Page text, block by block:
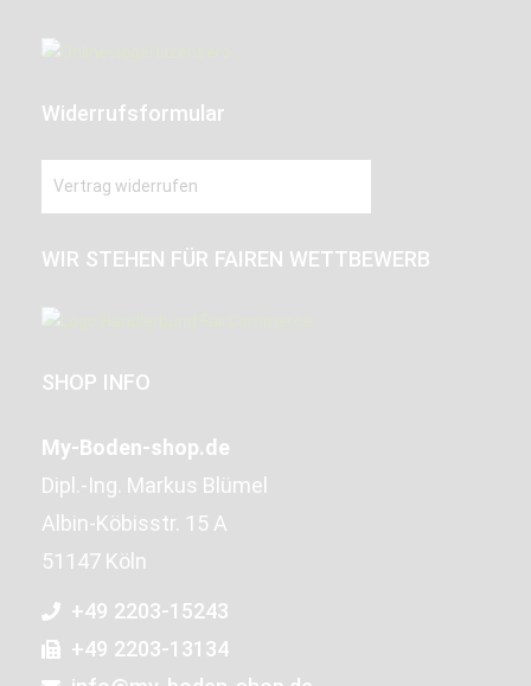
Widerrufsformular
Vertrag widerrufen
WIR STEHEN FÜR FAIREN WETTBEWERB
SHOP INFO
My-Boden-shop.de
Dipl.-Ing. Markus Blümel
Albin-Köbisstr. 15 A
51147 Köln
+49 2203-15243
+49 2203-13134